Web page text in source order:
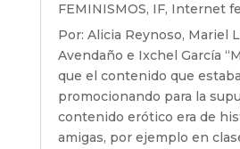
FEMINISMOS, IF, Internet
Por: Alicia Reynoso, Mariel
Avendaño e Ixchel García
que el contenido que
promocionando para la
contenido erótico era de
amigas, por ejemplo en